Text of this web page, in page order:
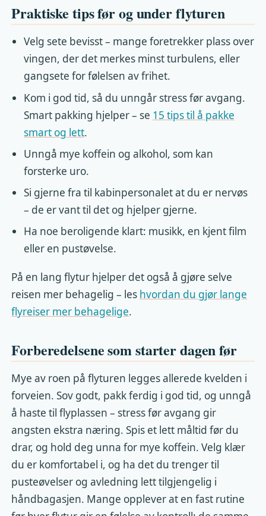
Praktiske tips før og under flyturen
Velg sete bevisst – mange foretrekker plass over
vingen, der det merkes minst turbulens, eller
gangsete for følelsen av frihet.
Kom i god tid, så du unngår stress før avgang.
Smart pakking hjelper – se 15 tips til å pakke
smart og lett.
Unngå mye koffein og alkohol, som kan
forsterke uro.
Si gjerne fra til kabinpersonalet at du er nervøs
– de er vant til det og hjelper gjerne.
Ha noe beroligende klart: musikk, en kjent film
eller en pustøvelse.
På en lang flytur hjelper det også å gjøre selve
reisen mer behagelig – les hvordan du gjør lange
flyreiser mer behagelige.
Forberedelsene som starter dagen før
Mye av roen på flyturen legges allerede kvelden i
forveien. Sov godt, pakk ferdig i god tid, og unngå
å haste til flyplassen – stress før avgang gir
angsten ekstra næring. Spis et lett måltid før du
drar, og hold deg unna for mye koffein. Velg klær
du er komfortabel i, og ha det du trenger til
pusteøvelser og avledning lett tilgjengelig i
håndbagasjen. Mange opplever at en fast rutine